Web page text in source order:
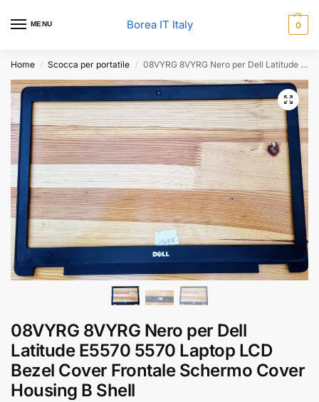
MENU Borea IT Italy 0
Home / Scocca per portatile / 08VYRG 8VYRG Nero per Dell Latitude E5570 5570 Laptop LCD Bezel Cover Frontale Schermo Cover Housing B Shell
08VYRG 8VYRG Nero per Dell
Latitude E5570 5570 Laptop LCD
Bezel Cover Frontale Schermo Cover
Housing B Shell